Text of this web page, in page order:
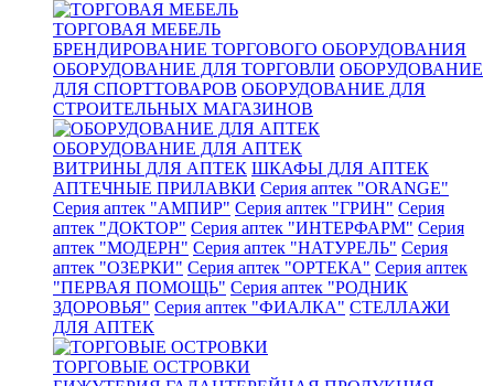
ТОРГОВАЯ МЕБЕЛЬ
БРЕНДИРОВАНИЕ ТОРГОВОГО ОБОРУДОВАНИЯ
ОБОРУДОВАНИЕ ДЛЯ ТОРГОВЛИ ОБОРУДОВАНИЕ
ДЛЯ СПОРТТОВАРОВ ОБОРУДОВАНИЕ ДЛЯ
СТРОИТЕЛЬНЫХ МАГАЗИНОВ
ОБОРУДОВАНИЕ ДЛЯ АПТЕК
ВИТРИНЫ ДЛЯ АПТЕК ШКАФЫ ДЛЯ АПТЕК
АПТЕЧНЫЕ ПРИЛАВКИ Серия аптек "ORANGE"
Серия аптек "АМПИР" Серия аптек "ГРИН" Серия
аптек "ДОКТОР" Серия аптек "ИНТЕРФАРМ" Серия
аптек "МОДЕРН" Серия аптек "НАТУРЕЛЬ" Серия
аптек "ОЗЕРКИ" Серия аптек "ОРТЕКА" Серия аптек
"ПЕРВАЯ ПОМОЩЬ" Серия аптек "РОДНИК
ЗДОРОВЬЯ" Серия аптек "ФИАЛКА" СТЕЛЛАЖИ
ДЛЯ АПТЕК
ТОРГОВЫЕ ОСТРОВКИ